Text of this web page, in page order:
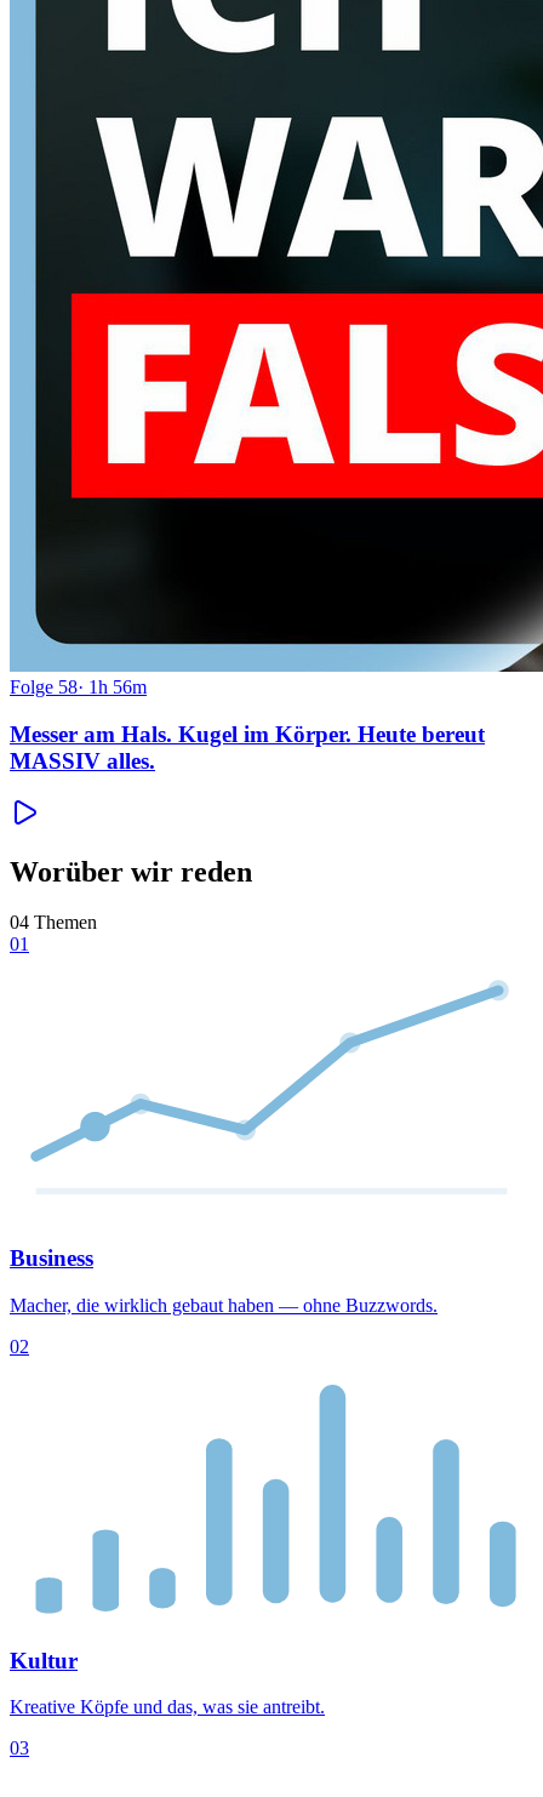
Folge 58· 1h 56m
Messer am Hals. Kugel im Körper. Heute bereut
MASSIV alles.
Worüber wir reden
04 Themen
01
Business
Macher, die wirklich gebaut haben — ohne Buzzwords.
02
Kultur
Kreative Köpfe und das, was sie antreibt.
03